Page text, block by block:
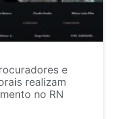
e
realizam
no RN